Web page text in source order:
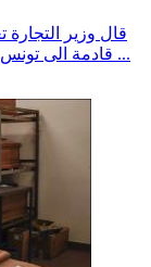
قال وزير
قادمة الى تونس محملة بالكحول الطبية لصنع الجال المعقم وت ...